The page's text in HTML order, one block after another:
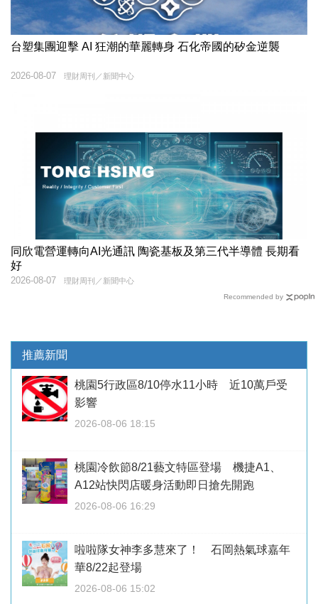
台塑集團迎擊 AI 狂潮的華麗轉身 石化帝國的矽金逆襲
理財周刊／新聞中心
2026-08-07
同欣電營運轉向AI光通訊 陶瓷基板及第三代半導體 長期看
好
理財周刊／新聞中心
2026-08-07
Recommended by
推薦新聞
桃園5行政區8/10停水11小時 近10萬戶受
影響
2026-08-06 18:15
桃園冷飲節8/21藝文特區登場 機捷A1、
A12站快閃店暖身活動即日搶先開跑
2026-08-06 16:29
啦啦隊女神李多慧來了！ 石岡熱氣球嘉年
華8/22起登場
2026-08-06 15:02